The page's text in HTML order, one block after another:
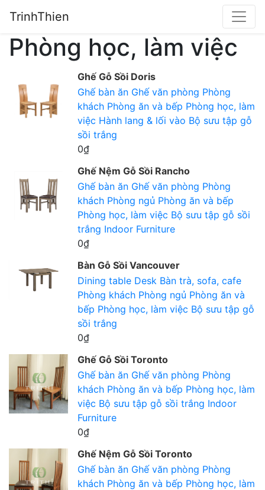
TrinhThien
Phòng học, làm việc
Ghế Gỗ Sồi Doris
Ghế bàn ăn Ghế văn phòng Phòng
khách Phòng ăn và bếp Phòng học, làm
việc Hành lang & lối vào Bộ sưu tập gỗ
sồi trắng
0₫
Ghế Nệm Gỗ Sồi Rancho
Ghế bàn ăn Ghế văn phòng Phòng
khách Phòng ngủ Phòng ăn và bếp
Phòng học, làm việc Bộ sưu tập gỗ sồi
trắng Indoor Furniture
0₫
Bàn Gỗ Sồi Vancouver
Dining table Desk Bàn trà, sofa, cafe
Phòng khách Phòng ngủ Phòng ăn và
bếp Phòng học, làm việc Bộ sưu tập gỗ
sồi trắng
0₫
Ghế Gỗ Sồi Toronto
Ghế bàn ăn Ghế văn phòng Phòng
khách Phòng ăn và bếp Phòng học, làm
việc Bộ sưu tập gỗ sồi trắng Indoor
Furniture
0₫
Ghế Nệm Gỗ Sồi Toronto
Ghế bàn ăn Ghế văn phòng Phòng
khách Phòng ăn và bếp Phòng học, làm